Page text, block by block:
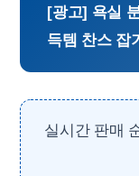
[광고] 욕실
득템 찬스 잡
실시간 판매